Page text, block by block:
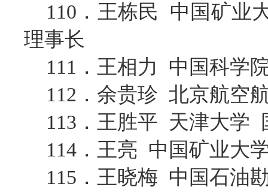
110．王栋民 中国矿业
理事长
111．王相力 中国科学
112．余贵珍 北京航空
113．王胜平 天津大学
114．王亮 中国矿业大
115．王晓梅 中国石油